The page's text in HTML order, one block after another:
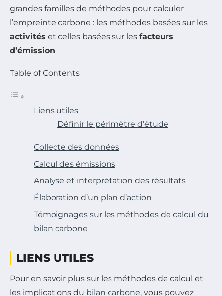
grandes familles de méthodes pour calculer
l’empreinte carbone : les méthodes basées sur les
activités et celles basées sur les facteurs
d’émission.
Table of Contents
Liens utiles
Définir le périmètre d’étude
Collecte des données
Calcul des émissions
Analyse et interprétation des résultats
Élaboration d’un plan d’action
Témoignages sur les méthodes de calcul du
bilan carbone
LIENS UTILES
Pour en savoir plus sur les méthodes de calcul et
les implications du bilan carbone, vous pouvez